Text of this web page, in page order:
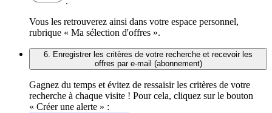
Vous les retrouverez ainsi dans votre espace personnel,
rubrique « Ma sélection d'offres ».
6. Enregistrer les critères de votre recherche et recevoir les
offres par e-mail (abonnement)
Gagnez du temps et évitez de ressaisir les critères de votre
recherche à chaque visite ! Pour cela, cliquez sur le bouton
« Créer une alerte » :